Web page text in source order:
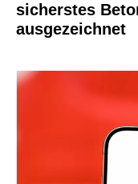
sicherstes
ausgezeichnet